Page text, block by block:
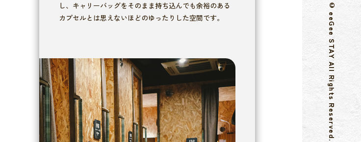
し、キャリーバッグをそのまま持ち込んでも余裕のある
カプセルとは思えないほどのゆったりした空間です。
© eeGee STAY All Rights Reserved.